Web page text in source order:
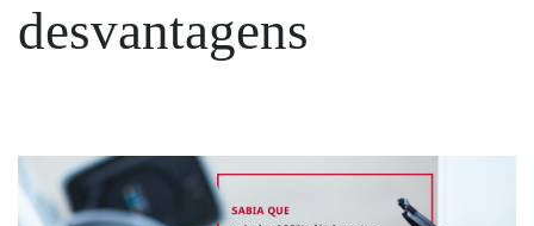
desvantagens